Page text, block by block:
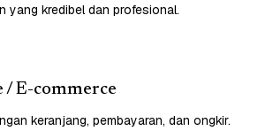
yang kredibel dan profesional.
/ E-commerce
keranjang, pembayaran, dan ongkir.